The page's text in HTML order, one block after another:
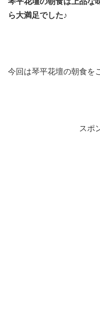
ら大満足でした♪
今回は琴平花壇の朝食を
スポ